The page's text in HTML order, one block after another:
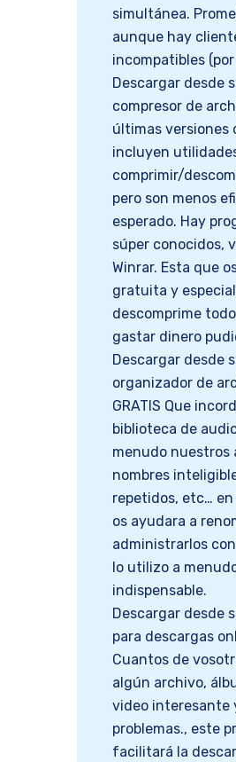
simultánea.
aunque hay
incompatibles
Descargar desde
compresor de
últimas versiones
incluyen
comprimir/
pero son menos
esperado. Hay
súper conocidos,
Winrar. Esta que
gratuita y
descomprime
gastar dinero
Descargar desde
organizador de
GRATIS Que
biblioteca de
menudo nuestros
nombres
repetidos, etc…
os ayudara a
administrarlos
lo utilizo a
indispensable.
Descargar desde
para descargas
Cuantos de
algún archivo,
video interesante
problemas., este
facilitará la